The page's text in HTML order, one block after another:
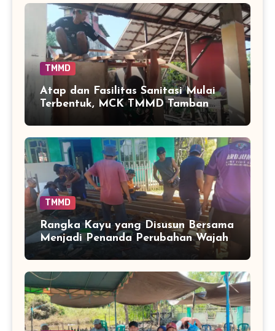
TMMD
Atap dan Fasilitas Sanitasi Mulai
Terbentuk, MCK TMMD Tamban
Bangun Masuki Tahap Penentu
TMMD
Rangka Kayu yang Disusun Bersama
Menjadi Penanda Perubahan Wajah
TPA di Tamban Bangun